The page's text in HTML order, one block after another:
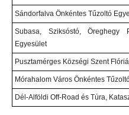
Sándorfalva Önkéntes Tűzoltó
Subasa, Sziksóstó, Öreghegy
Egyesület
Pusztamérges Községi Szent
Mórahalom Város Önkéntes
Dél-Alföldi Off-Road és Túra,